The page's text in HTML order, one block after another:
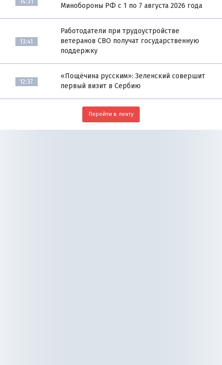
Минобороны РФ с 1 по 7 августа 2026 года
13:41
Работодатели при трудоустройстве
ветеранов СВО получат государственную
поддержку
12:37
«Пощёчина русским»: Зеленский совершит
первый визит в Сербию
Перейти в ленту